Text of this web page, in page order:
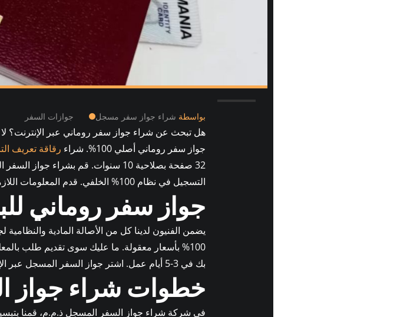
بواسطة شراء جواز سفر مسجل جوازات السفر
جواز سفر روماني أصلي 100%. شراء
رقاقة تعريف
32 صفحة بصلاحية 10 سنوات. قم
التسجيل في نظام 100% الخلفي. قدم المعلومات اللازمة عنك واحصل على جواز السفر الروماني الخاص بك.
جواز سفر روماني
يضمن الفنيون لدينا كل من الأصالة المادية
100% بأسعار معقولة. ما عليك سوى تقديم طلب
بك في 3-5 أيام عمل. اشتر جواز السفر المسجل عبر الإنترنت.
خطوات شراء جواز
في شركة شراء جواز السفر المسجل ذ.م.م، قمنا